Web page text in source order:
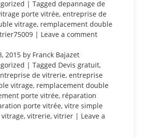
| Tagged depannage de
porte vitrée, entreprise de
vitrage, remplacement double
| Leave a comment
2015 by Franck Bajazet
| Tagged Devis gratuit,
de vitrerie, entreprise
vitrage, remplacement double
porte vitrée, réparation
porte vitrée, vitre simple
, vitrerie, vitrier | Leave a